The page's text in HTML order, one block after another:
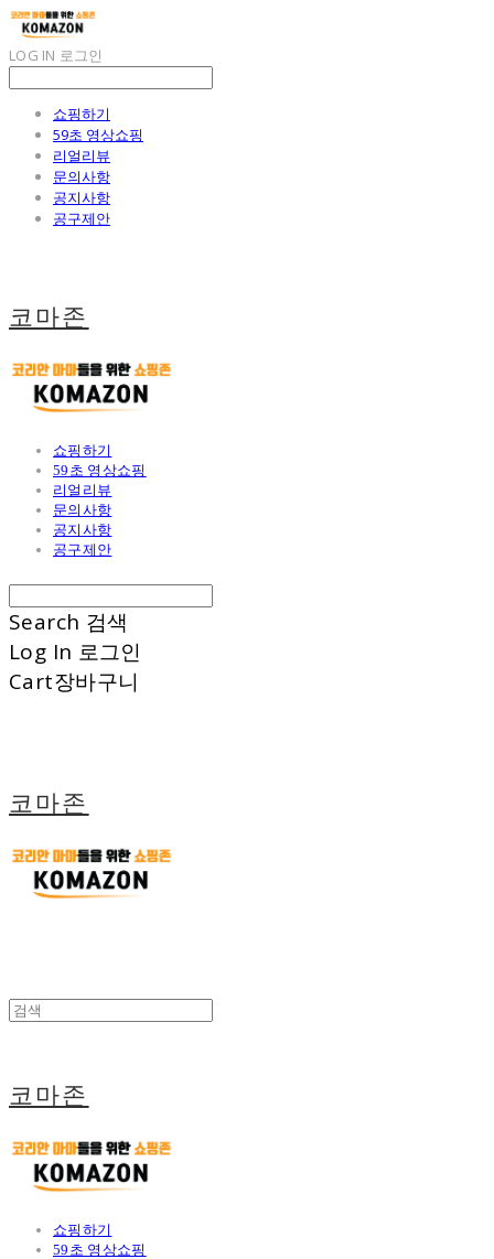
LOG IN 로그인
쇼핑하기
59초 영상쇼핑
리얼리뷰
문의사항
공지사항
공구제안
코마존
쇼핑하기
59초 영상쇼핑
리얼리뷰
문의사항
공지사항
공구제안
Search 검색
Log In 로그인
Cart장바구니
코마존
코마존
쇼핑하기
59초 영상쇼핑